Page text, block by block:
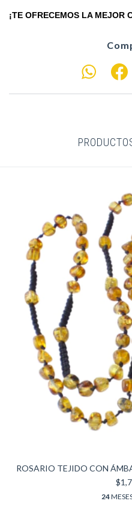
¡TE OFRECEMOS LA MEJOR
ROSARIO TEJIDO CON
24